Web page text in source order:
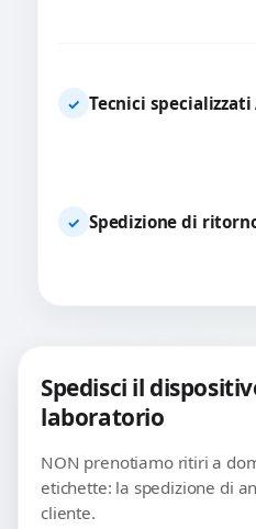
✓ Tecnici
✓ Spedizione di
Spedisci il
laboratorio
NON prenotiamo ritiri a
etichette: la spedizione di
cliente.